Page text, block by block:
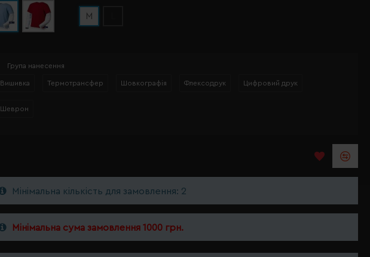
M
Група нанесення
Вишивка Термотрансфер Шовкографія Флексодрук Цифровий друк
Шеврон
Мінімальна кількість для замовлення: 2
Мінімальна сума замовлення 1000 грн.